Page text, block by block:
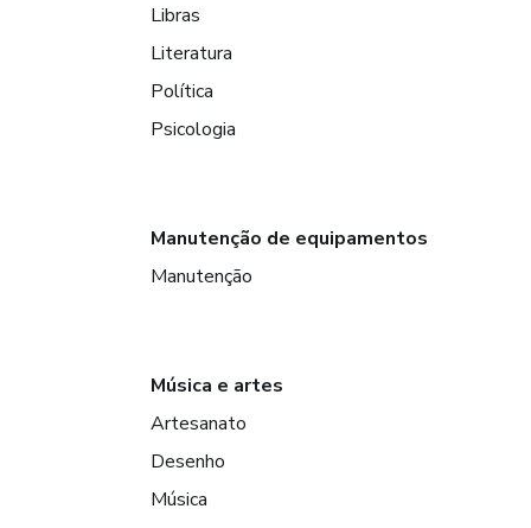
Libras
Literatura
Política
Psicologia
Manutenção de equipamentos
Manutenção
Música e artes
Artesanato
Desenho
Música